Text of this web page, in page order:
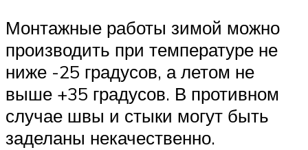
Монтажные работы зимой можно
производить при температуре не
ниже -25 градусов, а летом не
выше +35 градусов. В противном
случае швы и стыки могут быть
заделаны некачественно.